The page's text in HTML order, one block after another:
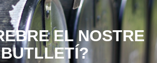
EL NOSTRE
BUTLLETÍ?